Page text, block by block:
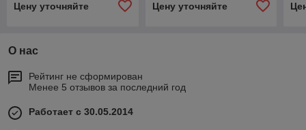
Цену уточняйте
Цену уточняйте
О нас
Рейтинг не сформирован
Менее 5 отзывов за последний год
Работает с 30.05.2014